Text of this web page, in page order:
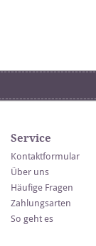
Service
Kontaktformular
Über uns
Häufige Fragen
Zahlungsarten
So geht es